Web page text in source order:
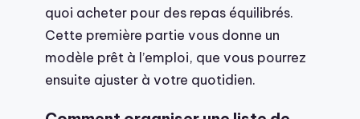
quoi acheter pour des repas équilibrés.
Cette première partie vous donne un
modèle prêt à l’emploi, que vous pourrez
ensuite ajuster à votre quotidien.